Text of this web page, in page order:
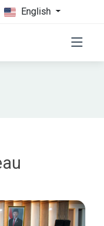
English